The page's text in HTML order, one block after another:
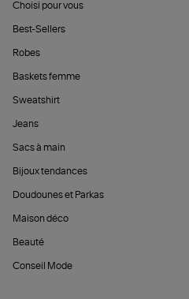
Choisi pour vous
Best-Sellers
Robes
Baskets femme
Sweatshirt
Jeans
Sacs à main
Bijoux tendances
Doudounes et Parkas
Maison déco
Beauté
Conseil Mode